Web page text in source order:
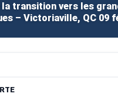
transition vers les
– Victoriaville, QC 09